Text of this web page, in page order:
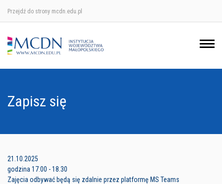
Przejdź do strony mcdn.edu.pl
Zapisz się
21.10.2025
godzina 17.00 - 18.30
Zajęcia odbywać będą się zdalnie przez platformę MS Teams
Ośrodek w Krakowie
Ośrodek w Nowym Sączu
Ośrodek w Tarnowie